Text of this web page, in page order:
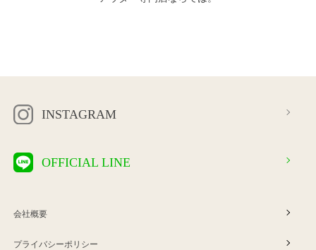
INSTAGRAM
OFFICIAL LINE
会社概要
プライバシーポリシー